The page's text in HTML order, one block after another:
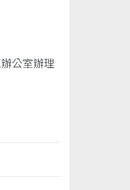
公室辦理